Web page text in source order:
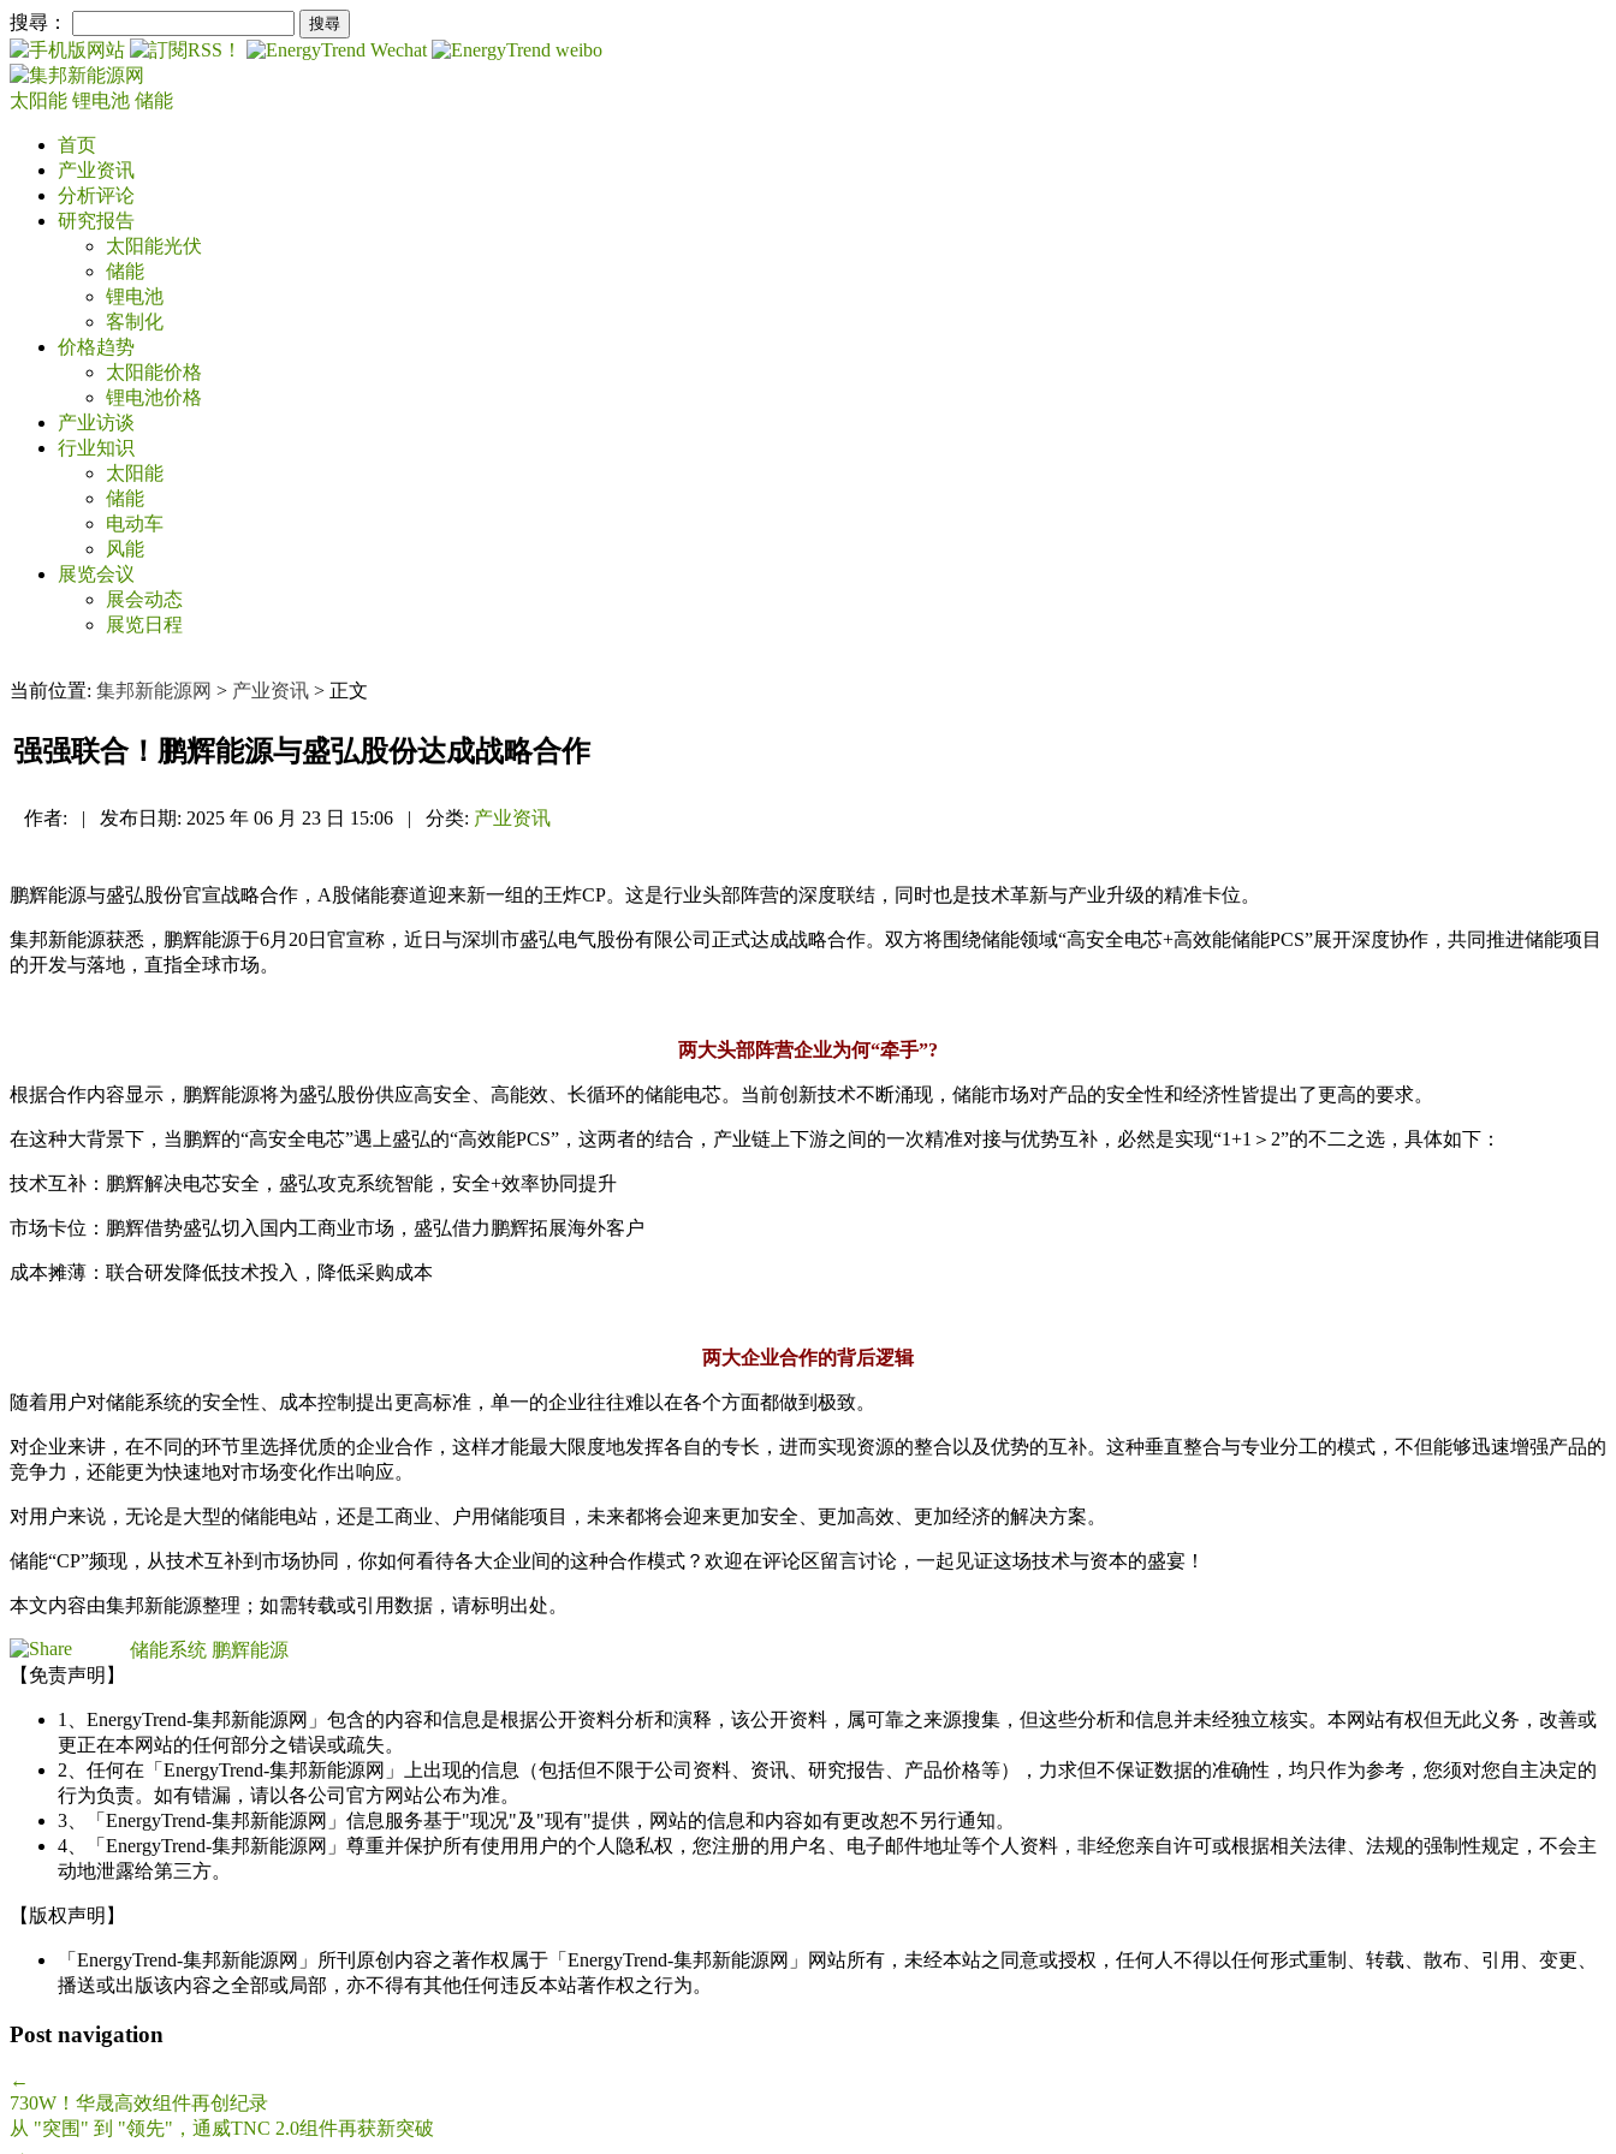
搜尋：
太阳能 锂电池 储能
首页
产业资讯
分析评论
研究报告
太阳能光伏
储能
锂电池
客制化
价格趋势
太阳能价格
锂电池价格
产业访谈
行业知识
太阳能
储能
电动车
风能
展览会议
展会动态
展览日程
当前位置: 集邦新能源网 > 产业资讯 > 正文
强强联合！鹏辉能源与盛弘股份达成战略合作
作者: | 发布日期: 2025 年 06 月 23 日 15:06 | 分类: 产业资讯
鹏辉能源与盛弘股份官宣战略合作，A股储能赛道迎来新一组的王炸CP。这是行业头部阵营的深度联结，同时也是技术革新与产业升级的精准卡位。
集邦新能源获悉，鹏辉能源于6月20日官宣称，近日与深圳市盛弘电气股份有限公司正式达成战略合作。双方将围绕储能领域“高安全电芯+高效能储能PCS”展开深度协作，共同推进储能项目
的开发与落地，直指全球市场。
两大头部阵营企业为何“牵手”?
根据合作内容显示，鹏辉能源将为盛弘股份供应高安全、高能效、长循环的储能电芯。当前创新技术不断涌现，储能市场对产品的安全性和经济性皆提出了更高的要求。
在这种大背景下，当鹏辉的“高安全电芯”遇上盛弘的“高效能PCS”，这两者的结合，产业链上下游之间的一次精准对接与优势互补，必然是实现“1+1＞2”的不二之选，具体如下：
技术互补：鹏辉解决电芯安全，盛弘攻克系统智能，安全+效率协同提升
市场卡位：鹏辉借势盛弘切入国内工商业市场，盛弘借力鹏辉拓展海外客户
成本摊薄：联合研发降低技术投入，降低采购成本
两大企业合作的背后逻辑
随着用户对储能系统的安全性、成本控制提出更高标准，单一的企业往往难以在各个方面都做到极致。
对企业来讲，在不同的环节里选择优质的企业合作，这样才能最大限度地发挥各自的专长，进而实现资源的整合以及优势的互补。这种垂直整合与专业分工的模式，不但能够迅速增强产品的
竞争力，还能更为快速地对市场变化作出响应。
对用户来说，无论是大型的储能电站，还是工商业、户用储能项目，未来都将会迎来更加安全、更加高效、更加经济的解决方案。
储能“CP”频现，从技术互补到市场协同，你如何看待各大企业间的这种合作模式？欢迎在评论区留言讨论，一起见证这场技术与资本的盛宴！
本文内容由集邦新能源整理；如需转载或引用数据，请标明出处。
储能系统 鹏辉能源
【免责声明】
1、EnergyTrend-集邦新能源网」包含的内容和信息是根据公开资料分析和演释，该公开资料，属可靠之来源搜集，但这些分析和信息并未经独立核实。本网站有权但无此义务，改善或
更正在本网站的任何部分之错误或疏失。
2、任何在「EnergyTrend-集邦新能源网」上出现的信息（包括但不限于公司资料、资讯、研究报告、产品价格等），力求但不保证数据的准确性，均只作为参考，您须对您自主决定的
行为负责。如有错漏，请以各公司官方网站公布为准。
3、「EnergyTrend-集邦新能源网」信息服务基于"现况"及"现有"提供，网站的信息和内容如有更改恕不另行通知。
4、「EnergyTrend-集邦新能源网」尊重并保护所有使用用户的个人隐私权，您注册的用户名、电子邮件地址等个人资料，非经您亲自许可或根据相关法律、法规的强制性规定，不会主
动地泄露给第三方。
【版权声明】
「EnergyTrend-集邦新能源网」所刊原创内容之著作权属于「EnergyTrend-集邦新能源网」网站所有，未经本站之同意或授权，任何人不得以任何形式重制、转载、散布、引用、变更、
播送或出版该内容之全部或局部，亦不得有其他任何违反本站著作权之行为。
Post navigation
←
730W！华晟高效组件再创纪录
从 "突围" 到 "领先"，通威TNC 2.0组件再获新突破